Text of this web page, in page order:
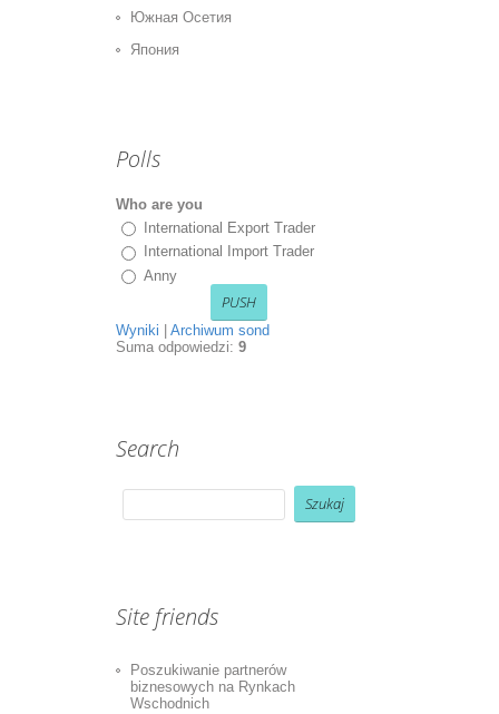
Южная Осетия
Япония
Polls
Who are you
International Export Trader
International Import Trader
Anny
Wyniki
Archiwum sond
Suma odpowiedzi: 9
Search
Site friends
Poszukiwanie partnerów
biznesowych na Rynkach
Wschodnich